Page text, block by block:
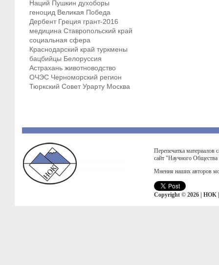
Наций Пушкин духоборы
геноцид Великая Победа
Дербент Греция грант-2016
медицина Ставропольский край
социальная сфера
Краснодарский край туркмены
бацбийцы Белоруссия
Астрахань животноводство
ОЧЭС Черноморский регион
Тюркский Совет Урарту Москва
Перепечатка материалов
сайт "Научного
Мнения наших авторов
Copyright © 2026 | НОК